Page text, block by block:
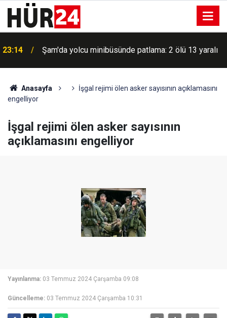
23:14 Şam'da yolcu minibüsünde patlama: 2 ölü 13 yaralı
Anasayfa
İşgal rejimi ölen asker sayısının açıklamasını
engelliyor
İşgal rejimi ölen asker sayısının
açıklamasını engelliyor
Yayınlanma: 03 Temmuz 2024 Çarşamba 09:08
Güncelleme: 03 Temmuz 2024 Çarşamba 10:31